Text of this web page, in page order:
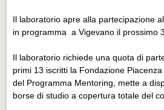
Il laboratorio apre alla partecipazione
in programma a Vigevano il prossimo
Il laboratorio richiede una quota di
primi 13 iscritti la Fondazione
del Programma Mentoring, mette a
borse di studio a copertura totale del